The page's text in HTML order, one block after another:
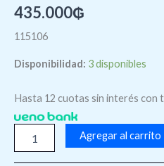
435.000₲
115106
Disponibilidad: 3 disponibles
Hasta 12 cuotas sin interés
Agregar al carrito